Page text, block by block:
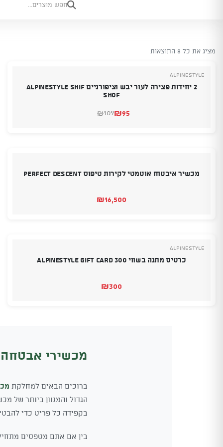
מציג את כל 8 התוצאות
Alpinestyle
2 יחידות פצירה לעור יבש וציפורניים ALPINESTYLE Shif
Shof
₪109
המחיר₪95
המחיר
מכשיר איבטוח אוטמטי לקירות טיפוס PERFECT DESCENT
₪16,500
Alpinestyle
כרטיס מתנה בשווי 300 Alpinestyle Gift Card
₪300
מכשירי אבטחה
ברוכים הבאים למחלקת
בקפידה כל פריט כדי
בין אם אתם מטפסים